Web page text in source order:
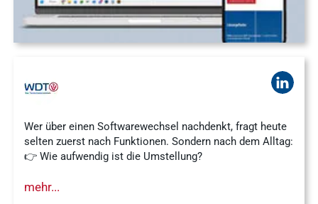
Wer über einen Softwarewechsel nachdenkt, fragt heute
selten zuerst nach Funktionen. Sondern nach dem Alltag:
👉 Wie aufwendig ist die Umstellung?
mehr...